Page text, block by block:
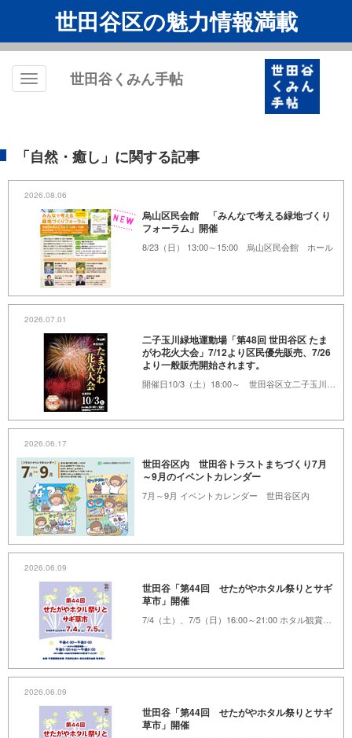
世田谷区の魅力情報満載
Toggle
世田谷くみん手帖
「自然・癒し」に関する記事
2026.08.06
烏山区民会館 「みんなで考える緑地づくり
フォーラム」開催
8/23（日） 13:00～15:00 烏山区民会館 ホール
2026.07.01
二子玉川緑地運動場「第48回 世田谷区 たま
がわ花火大会」7/12より区民優先販売、7/26
より一般販売開始されます。
2026.06.17
世田谷区内 世田谷トラストまちづくり7月
～9月のイベントカレンダー
7月～9月 イベントカレンダー 世田谷区内
2026.06.09
世田谷「第44回 せたがやホタル祭りとサギ
草市」開催
2026.06.09
世田谷「第44回 せたがやホタル祭りとサギ
草市」開催